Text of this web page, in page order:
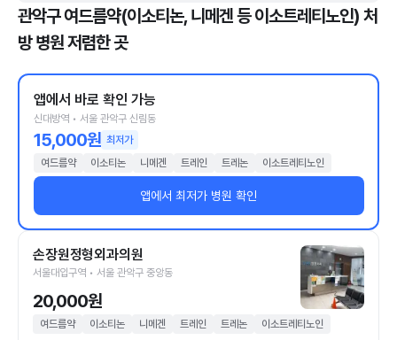
관악구 여드름약(이소티논, 니메겐 등 이소트레티노인) 처
방 병원 저렴한 곳
앱에서 바로 확인 가능
신대방역 • 서울 관악구 신림동
15,000원 최저가
여드름약
이소티논 니메겐 트레인 트레논 이소트레티노인
앱에서 최저가 병원 확인
손장원정형외과의원
서울대입구역 • 서울 관악구 중앙동
20,000원
여드름약 이소티논 니메겐 트레인 트레논 이소트레티노인